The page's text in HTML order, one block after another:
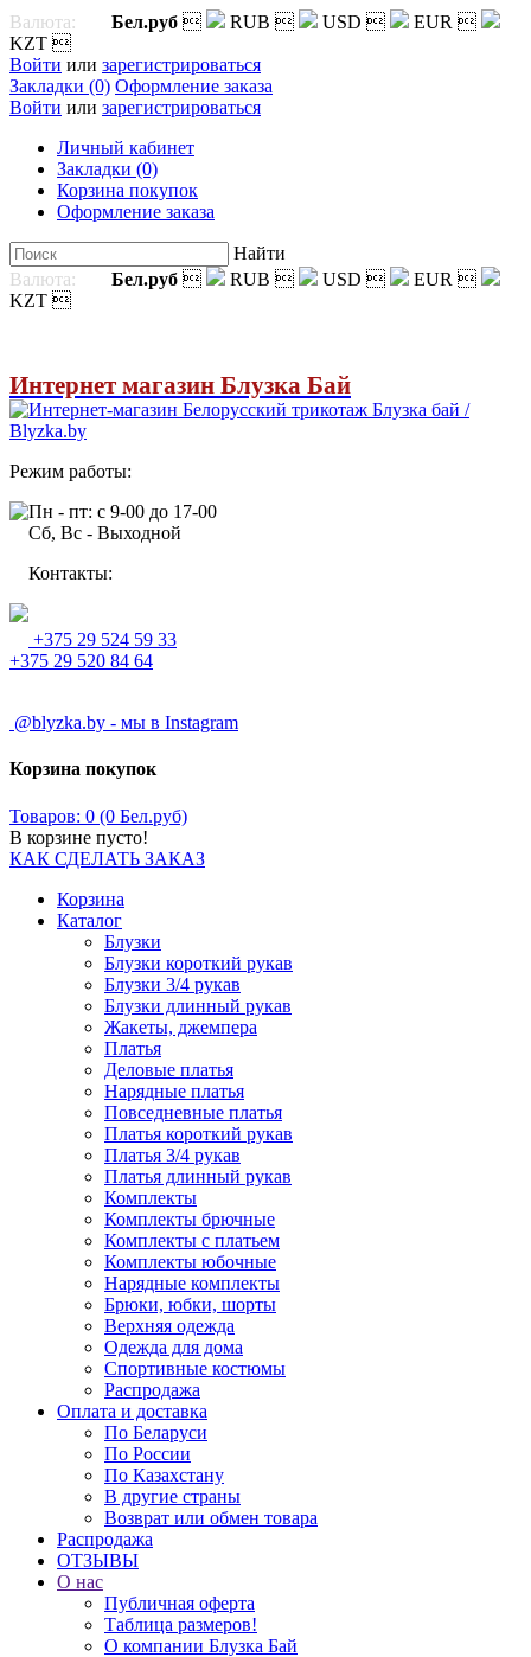
Валюта: Бел.руб  RUB  USD  EUR 
KZT 
Войти или зарегистрироваться
Закладки (0) Оформление заказа
Войти или зарегистрироваться
Личный кабинет
Закладки (0)
Корзина покупок
Оформление заказа
Найти
Валюта:
Бел.руб  RUB  USD  EUR 
KZT 
Интернет магазин Блузка Бай
Режим работы:
Пн - пт: с 9-00 до 17-00
Сб, Вс - Выходной
Контакты:
+375 29 524 59 33
+375 29 520 84 64
@blyzka.by - мы в Instagram
Корзина покупок
Товаров: 0 (0 Бел.руб)
В корзине пусто!
КАК СДЕЛАТЬ ЗАКАЗ
Корзина
Каталог
Блузки
Блузки короткий рукав
Блузки 3/4 рукав
Блузки длинный рукав
Жакеты, джемпера
Платья
Деловые платья
Нарядные платья
Повседневные платья
Платья короткий рукав
Платья 3/4 рукав
Платья длинный рукав
Комплекты
Комплекты брючные
Комплекты с платьем
Комплекты юбочные
Нарядные комплекты
Брюки, юбки, шорты
Верхняя одежда
Одежда для дома
Спортивные костюмы
Распродажа
Оплата и доставка
По Беларуси
По России
По Казахстану
В другие страны
Возврат или обмен товара
Распродажа
ОТЗЫВЫ
О нас
Публичная оферта
Таблица размеров!
О компании Блузка Бай